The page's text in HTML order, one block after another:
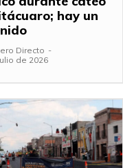
hay un
Directo -
de 2026